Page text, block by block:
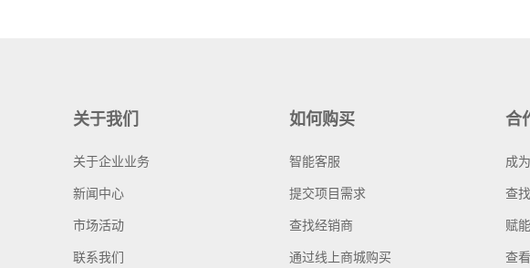
关于我们
关于企业业务
新闻中心
市场活动
联系我们
如何购买
智能客服
提交项目需求
查找经销商
通过线上商城购买
合
成
查
赋
查